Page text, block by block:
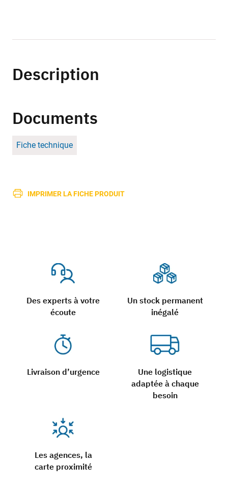
Description
Documents
Fiche technique
IMPRIMER LA FICHE PRODUIT
Des experts à votre
écoute
Un stock permanent
inégalé
Livraison d’urgence
Une logistique
adaptée à chaque
besoin
Les agences, la
carte proximité